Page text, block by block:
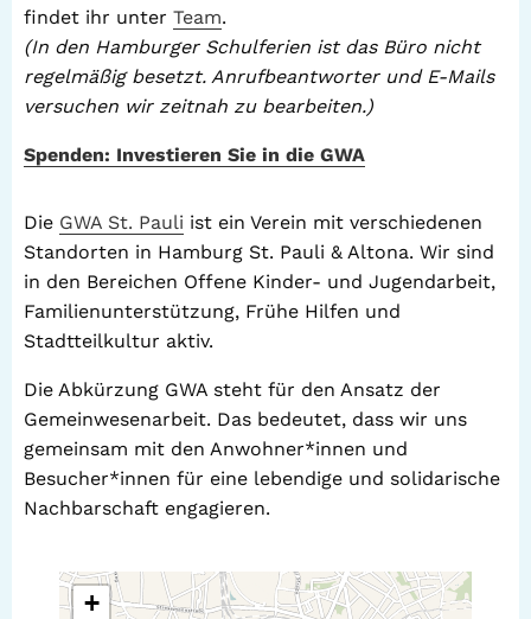
findet ihr unter Team.
(In den Hamburger Schulferien ist das Büro nicht
regelmäßig besetzt. Anrufbeantworter und E-Mails
versuchen wir zeitnah zu bearbeiten.)
Spenden: Investieren Sie in die GWA
Die GWA St. Pauli ist ein Verein mit verschiedenen
Standorten in Hamburg St. Pauli & Altona. Wir sind
in den Bereichen Offene Kinder- und Jugendarbeit,
Familienunterstützung, Frühe Hilfen und
Stadtteilkultur aktiv.
Die Abkürzung GWA steht für den Ansatz der
Gemeinwesenarbeit. Das bedeutet, dass wir uns
gemeinsam mit den Anwohner*innen und
Besucher*innen für eine lebendige und solidarische
Nachbarschaft engagieren.
+